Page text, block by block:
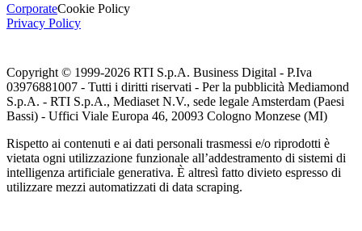
CorporateCookie Policy
Privacy Policy
Copyright © 1999-2026 RTI S.p.A. Business Digital - P.Iva
03976881007 - Tutti i diritti riservati - Per la pubblicità Mediamond
S.p.A. - RTI S.p.A., Mediaset N.V., sede legale Amsterdam (Paesi
Bassi) - Uffici Viale Europa 46, 20093 Cologno Monzese (MI)
Rispetto ai contenuti e ai dati personali trasmessi e/o riprodotti è
vietata ogni utilizzazione funzionale all’addestramento di sistemi di
intelligenza artificiale generativa. È altresì fatto divieto espresso di
utilizzare mezzi automatizzati di data scraping.